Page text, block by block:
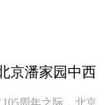
京潘家园中西